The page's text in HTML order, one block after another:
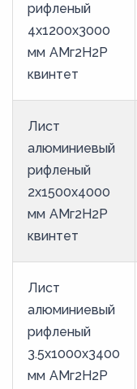
рифленый
4х1200х3000
мм АМг2Н2Р
квинтет
Лист
алюминиевый
рифленый
2х1500х4000
мм АМг2Н2Р
квинтет
Лист
алюминиевый
рифленый
3.5х1000х3400
мм АМг2Н2Р